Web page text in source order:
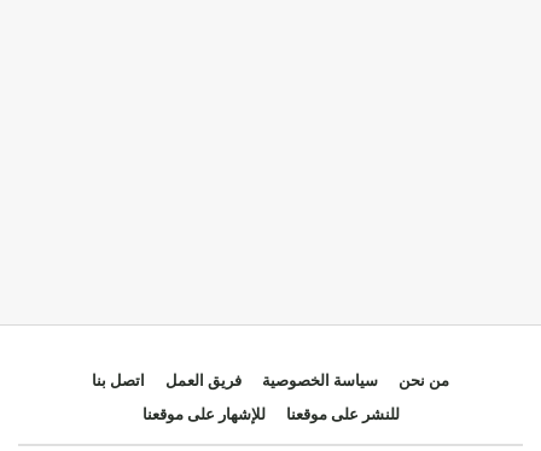
من نحن سياسة الخصوصية فريق العمل
اتصل بنا
للنشر على موقعنا
للإشهار على موقعنا